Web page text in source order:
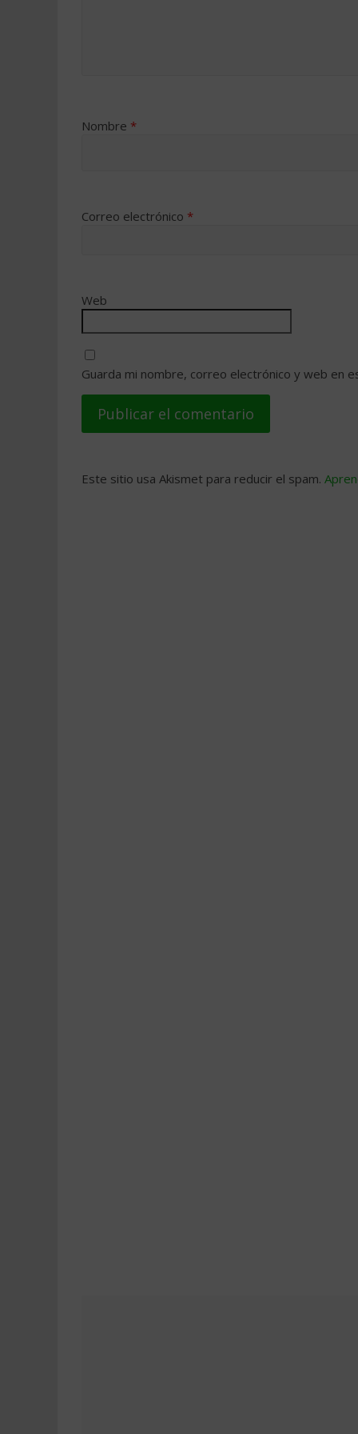
Nombre *
Correo electrónico *
Web
Guarda mi nombre, correo electrónico y web en
Este sitio usa Akismet para reducir el spam.